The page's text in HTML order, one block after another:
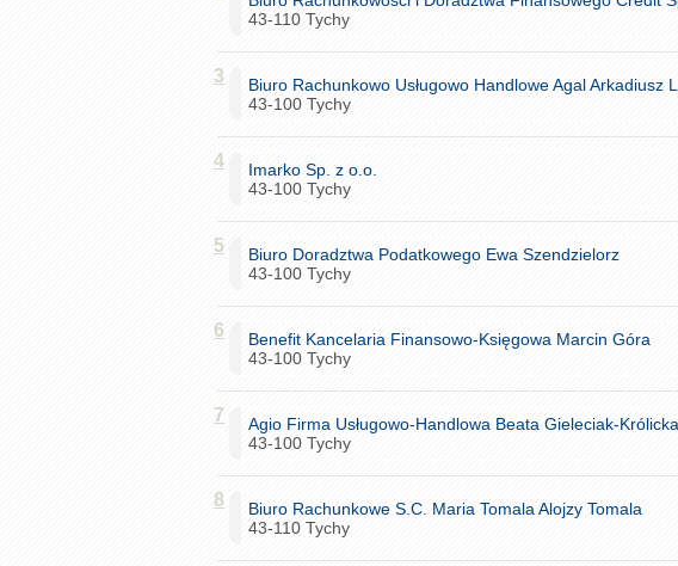
43-110 Tychy
3
Biuro Rachunkowo Usługowo Handlowe Agal Arkadiusz
43-100 Tychy
4
Imarko Sp. z o.o.
43-100 Tychy
5
Biuro Doradztwa Podatkowego Ewa Szendzielorz
43-100 Tychy
6
Benefit Kancelaria Finansowo-Księgowa Marcin Góra
43-100 Tychy
7
Agio Firma Usługowo-Handlowa Beata Gieleciak-Królicka
43-100 Tychy
8
Biuro Rachunkowe S.C. Maria Tomala Alojzy Tomala
43-110 Tychy